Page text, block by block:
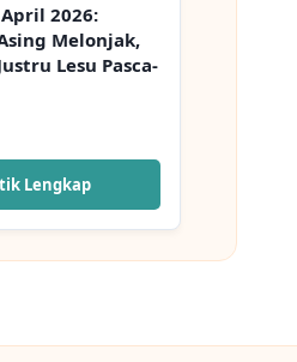
2026:
Melonjak,
Lesu Pasca-
Lengkap